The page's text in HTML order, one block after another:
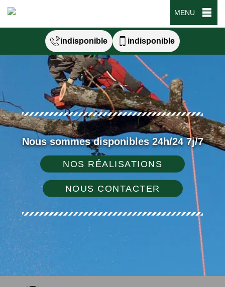
MENU
indisponible indisponible
Nous sommes disponibles 24h/24 7j/7
NOS RÉALISATIONS
NOUS CONTACTER